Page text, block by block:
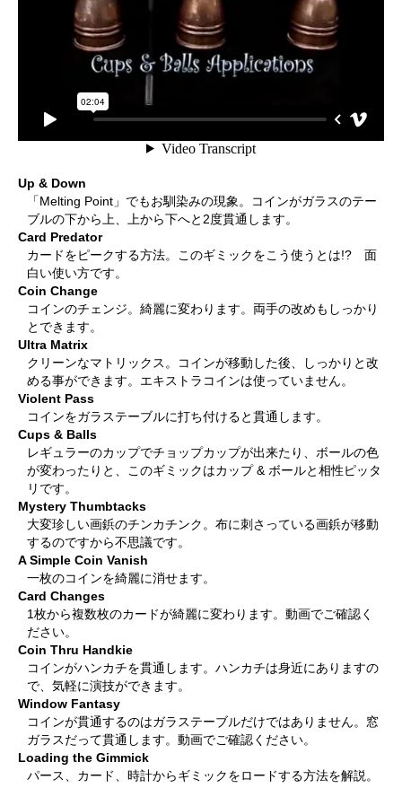
Up & Down
「Melting Point」でもお馴染みの現象。コインがガラスのテー
ブルの下から上、上から下へと2度貫通します。
Card Predator
カードをピークする方法。このギミックをこう使うとは!? 面
白い使い方です。
Coin Change
コインのチェンジ。綺麗に変わります。両手の改めもしっかり
とできます。
Ultra Matrix
クリーンなマトリックス。コインが移動した後、しっかりと改
める事ができます。エキストラコインは使っていません。
Violent Pass
コインをガラステーブルに打ち付けると貫通します。
Cups & Balls
レギュラーのカップでチョップカップが出来たり、ボールの色
が変わったりと、このギミックはカップ & ボールと相性ピッタ
リです。
Mystery Thumbtacks
大変珍しい画鋲のチンカチンク。布に刺さっている画鋲が移動
するのですから不思議です。
A Simple Coin Vanish
一枚のコインを綺麗に消せます。
Card Changes
1枚から複数枚のカードが綺麗に変わります。動画でご確認く
ださい。
Coin Thru Handkie
コインがハンカチを貫通します。ハンカチは身近にありますの
で、気軽に演技ができます。
Window Fantasy
コインが貫通するのはガラステーブルだけではありません。窓
ガラスだって貫通します。動画でご確認ください。
Loading the Gimmick
パース、カード、時計からギミックをロードする方法を解説。